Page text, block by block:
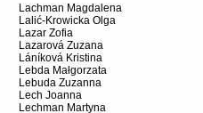
Lachman Magdalena
Lalić-Krowicka Olga
Lazar Zofia
Lazarová Zuzana
Láníková Kristina
Lebda Małgorzata
Lebuda Zuzanna
Lech Joanna
Lechman Martyna